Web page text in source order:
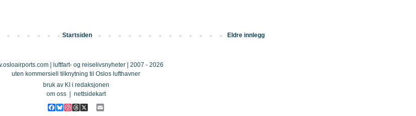
Eldre innlegg
Startsiden
| luftfart- og reiselivsnyheter | 2007 - 2026
uten kommersiell tilknytning til Oslos lufthavner
bruk av KI i redaksjonen
om oss| nettsidekart